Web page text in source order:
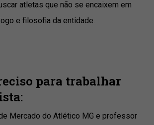
atletas que não se encaixem em
e filosofia da entidade.
para trabalhar
Mercado do Atlético MG e professor